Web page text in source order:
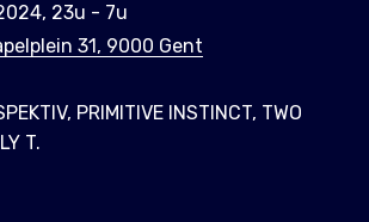
23u - 7u
31, 9000 Gent
PRIMITIVE INSTINCT, TWO
T.